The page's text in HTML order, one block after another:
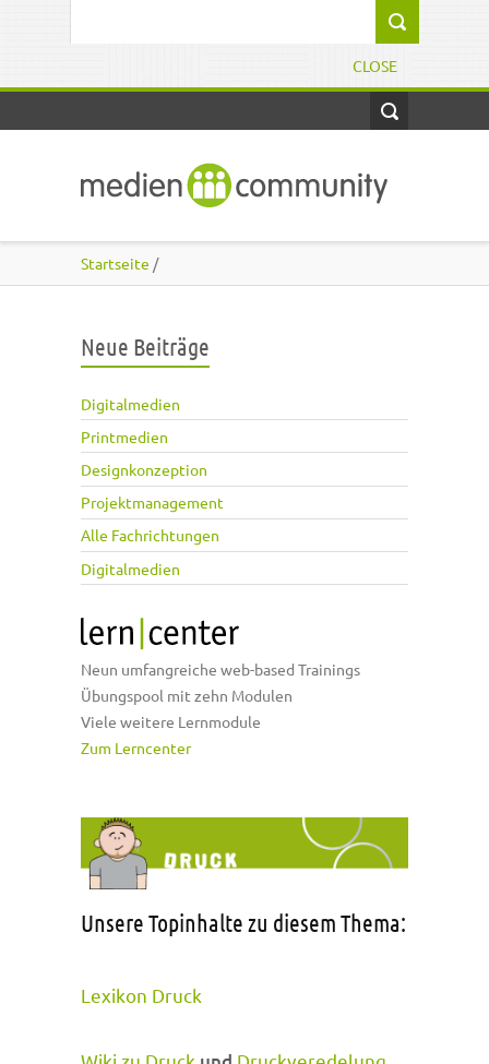
CLOSE
Startseite /
Neue Beiträge
Digitalmedien
Printmedien
Designkonzeption
Projektmanagement
Alle Fachrichtungen
Digitalmedien
Neun umfangreiche web-based Trainings
Übungspool mit zehn Modulen
Viele weitere Lernmodule
Zum Lerncenter
Unsere Topinhalte zu diesem Thema:
Lexikon Druck